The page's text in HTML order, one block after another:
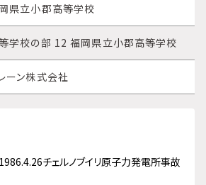
県立小郡高等学校
学校の部 12 福岡県立小郡高等学校
ーン株式会社
チェルノブイリ原子力発電所事故